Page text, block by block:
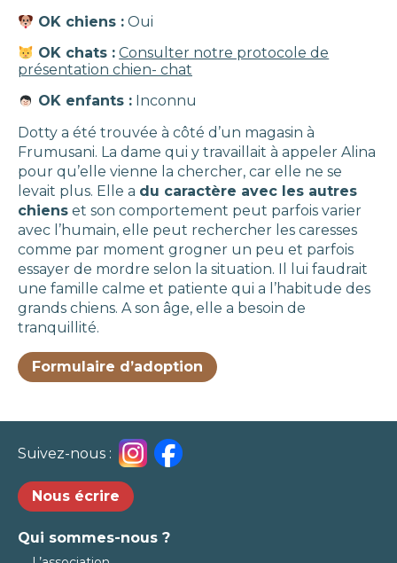
OK chiens : Oui
OK chats : Consulter notre protocole de
présentation chien- chat
OK enfants : Inconnu
Dotty a été trouvée à côté d’un magasin à
Frumusani. La dame qui y travaillait à appeler Alina
pour qu’elle vienne la chercher, car elle ne se
levait plus. Elle a du caractère avec les autres
chiens et son comportement peut parfois varier
avec l’humain, elle peut rechercher les caresses
comme par moment grogner un peu et parfois
essayer de mordre selon la situation. Il lui faudrait
une famille calme et patiente qui a l’habitude des
grands chiens. A son âge, elle a besoin de
tranquillité.
Formulaire d’adoption
Suivez-nous :
Nous écrire
Qui sommes-nous ?